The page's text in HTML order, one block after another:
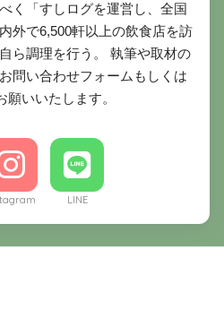
く「すしログを運営し、全国
外で6,500軒以上の飲食店を訪
ら調理を行う。 執筆や取材の
問い合わせフォームもしくは
いいたします。
LINE